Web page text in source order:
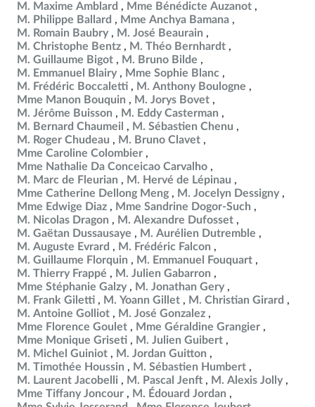
M. Maxime Amblard
Mme Bénédicte Auzanot
M. Philippe Ballard
Mme Anchya Bamana
M. Romain Baubry
M. José Beaurain
M. Christophe Bentz
M. Théo Bernhardt
M. Guillaume Bigot
M. Bruno Bilde
M. Emmanuel Blairy
Mme Sophie Blanc
M. Frédéric Boccaletti
M. Anthony Boulogne
Mme Manon Bouquin
M. Jorys Bovet
M. Jérôme Buisson
M. Eddy Casterman
M. Bernard Chaumeil
M. Sébastien Chenu
M. Roger Chudeau
M. Bruno Clavet
Mme Caroline Colombier
Mme Nathalie Da Conceicao Carvalho
M. Marc de Fleurian
M. Hervé de Lépinau
Mme Catherine Dellong Meng
M. Jocelyn Dessigny
Mme Edwige Diaz
Mme Sandrine Dogor-Such
M. Nicolas Dragon
M. Alexandre Dufosset
M. Gaëtan Dussausaye
M. Aurélien Dutremble
M. Auguste Evrard
M. Frédéric Falcon
M. Guillaume Florquin
M. Emmanuel Fouquart
M. Thierry Frappé
M. Julien Gabarron
Mme Stéphanie Galzy
M. Jonathan Gery
M. Frank Giletti
M. Yoann Gillet
M. Christian Girard
M. Antoine Golliot
M. José Gonzalez
Mme Florence Goulet
Mme Géraldine Grangier
Mme Monique Griseti
M. Julien Guibert
M. Michel Guiniot
M. Jordan Guitton
M. Timothée Houssin
M. Sébastien Humbert
M. Laurent Jacobelli
M. Pascal Jenft
M. Alexis Jolly
Mme Tiffany Joncour
M. Édouard Jordan